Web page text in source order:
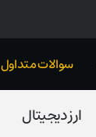
سوالات متداول
ارز دیجیتال